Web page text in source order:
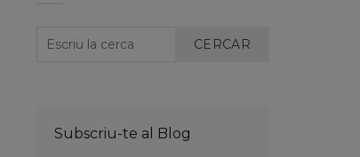
CERCAR
Subscriu-te al Blog